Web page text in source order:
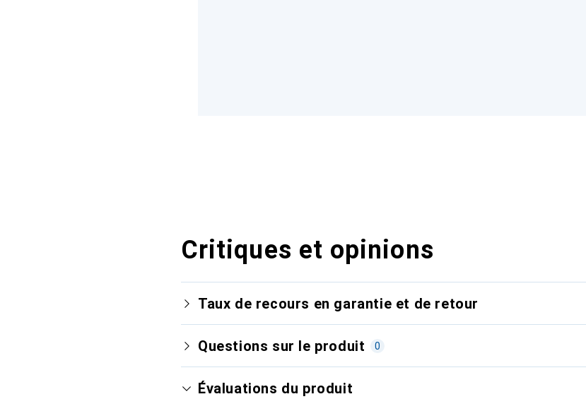
Critiques et opinions
Taux de recours en garantie et de retour
Questions sur le produit 0
Évaluations du produit